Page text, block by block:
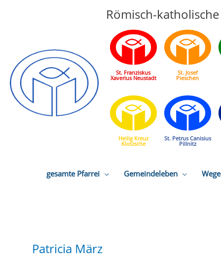
Römisch-
St. Franziskus
Xaverius Neustadt
St. Josef
Pieschen
Heilig Kreuz
Klotzsche
St. Petrus Canisius
Pillnitz
gesamte Pfarrei Gemeindeleben
Patricia März